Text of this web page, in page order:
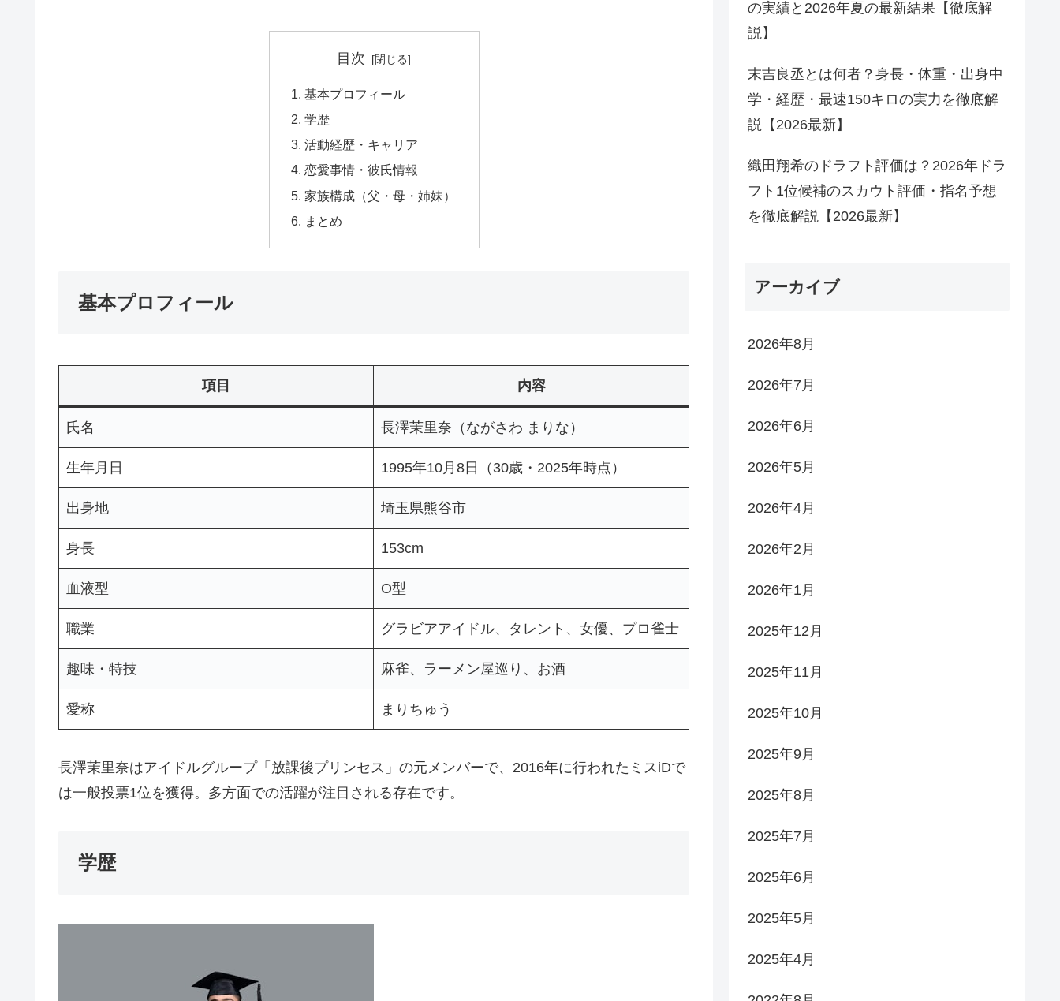
目次
基本プロフィール
学歴
活動経歴・キャリア
恋愛事情・彼氏情報
家族構成（父・母・姉妹）
まとめ
基本プロフィール
項目 内容
氏名 長澤茉里奈（ながさわ まりな）
生年月日 1995年10月8日（30歳・2025年時点）
出身地 埼玉県熊谷市
身長 153cm
血液型 O型
職業 グラビアアイドル、タレント、女優、プロ雀士
趣味・特技 麻雀、ラーメン屋巡り、お酒
愛称 まりちゅう
長澤茉里奈はアイドルグループ「放課後プリンセス」の元メンバーで、2016年に行われたミスiDで
は一般投票1位を獲得。多方面での活躍が注目される存在です。
学歴
の実績と2026年夏の最新結果【徹底解
説】
末吉良丞とは何者？身長・体重・出身中
学・経歴・最速150キロの実力を徹底解
説【2026最新】
織田翔希のドラフト評価は？2026年ドラ
フト1位候補のスカウト評価・指名予想
を徹底解説【2026最新】
アーカイブ
2026年8月
2026年7月
2026年6月
2026年5月
2026年4月
2026年2月
2026年1月
2025年12月
2025年11月
2025年10月
2025年9月
2025年8月
2025年7月
2025年6月
2025年5月
2025年4月